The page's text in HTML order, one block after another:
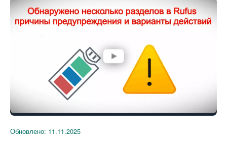
Обновлено: 11.11.2025